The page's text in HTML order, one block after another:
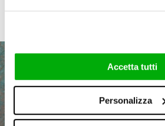
Accetta tutti
Personalizza
Gallery